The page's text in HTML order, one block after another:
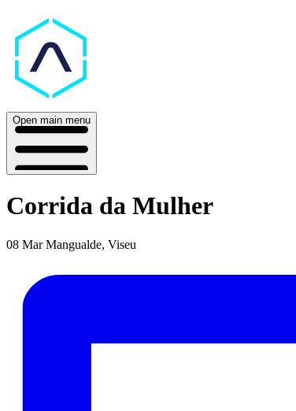
Open main menu
Corrida da Mulher
08 Mar Mangualde, Viseu